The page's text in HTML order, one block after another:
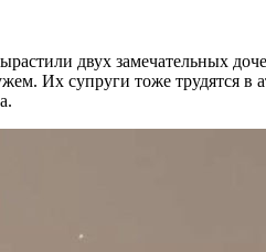
двух замечательных
Их супруги тоже трудятся